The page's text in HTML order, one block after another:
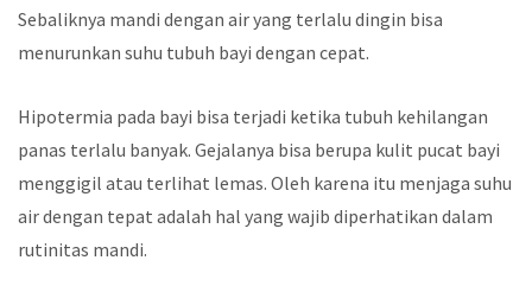
Sebaliknya mandi dengan air yang terlalu dingin bisa
menurunkan suhu tubuh bayi dengan cepat.
Hipotermia pada bayi bisa terjadi ketika tubuh kehilangan
panas terlalu banyak. Gejalanya bisa berupa kulit pucat bayi
menggigil atau terlihat lemas. Oleh karena itu menjaga suhu
air dengan tepat adalah hal yang wajib diperhatikan dalam
rutinitas mandi.